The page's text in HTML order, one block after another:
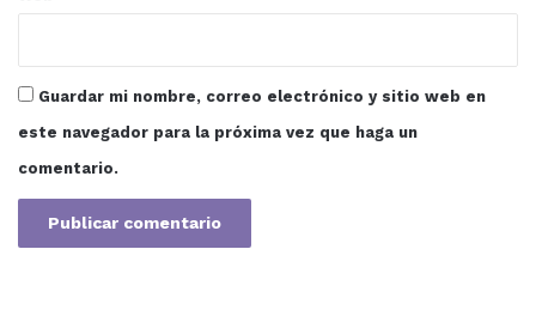
Guardar mi nombre, correo electrónico y sitio web en
este navegador para la próxima vez que haga un
comentario.